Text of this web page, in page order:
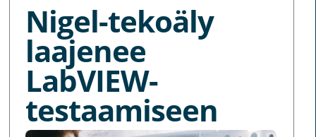
Nigel-tekoäly
laajenee
LabVIEW-
testaamiseen